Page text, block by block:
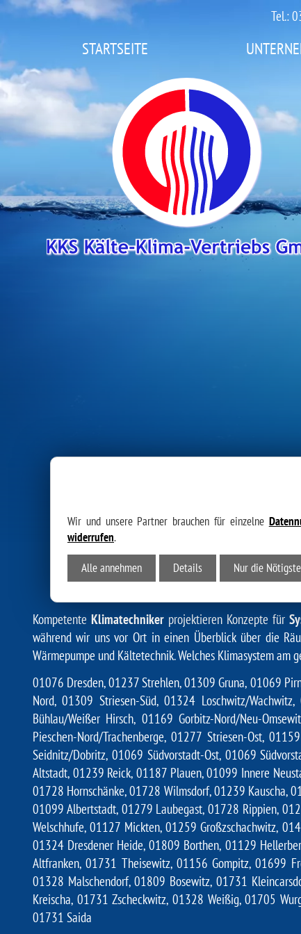
Tel.:
STARTSEITE
KLIMATECHNIK IN
Kompetente Klimatechnikerprojektieren Konzepte für
während wir uns vor Ort ineinen Überblick über die
Wärmepumpe und Kältetechnik. Welches Klimasystem am
01076 Dresden, 01237 Strehlen, 01309 Gruna, 01069
Nord, 01309 Striesen-Süd, 01324 Loschwitz/
Bühlau/Weißer Hirsch, 01169 Gorbitz-Nord/Neu-
Pieschen-Nord/Trachenberge, 01277 Striesen-Ost,
Seidnitz/Dobritz, 01069 Südvorstadt-Ost, 01069
Altstadt, 01239 Reick, 01187 Plauen, 01099 Innere
01728 Hornschänke, 01728 Wilmsdorf, 01239 Kauscha,
01099 Albertstadt, 01279 Laubegast, 01728 Rippien,
Welschhufe, 01127 Mickten, 01259 Großzschachwitz,
01324 Dresdener Heide, 01809 Borthen, 01129
Altfranken, 01731 Theisewitz, 01156 Gompitz, 01699
01328 Malschendorf, 01809 Bosewitz, 01731
Kreischa, 01731 Zscheckwitz, 01328 Weißig, 01705
01731 Saida
Wir und unsere Partner brauchen für einzelne
widerrufen.
Alle annehmen
Details Nur die